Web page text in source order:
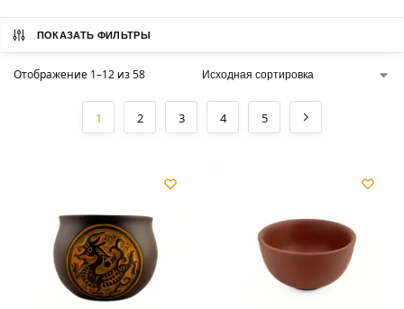
ПОКАЗАТЬ ФИЛЬТРЫ
Отображение 1–12 из 58
1 2 3 4 5